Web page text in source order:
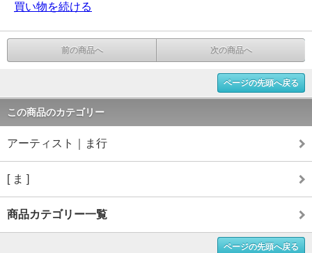
買い物を続ける
前の商品へ 次の商品へ
ページの先頭へ戻る
この商品のカテゴリー
アーティスト｜ま行
[ ま ]
商品カテゴリー一覧
ページの先頭へ戻る